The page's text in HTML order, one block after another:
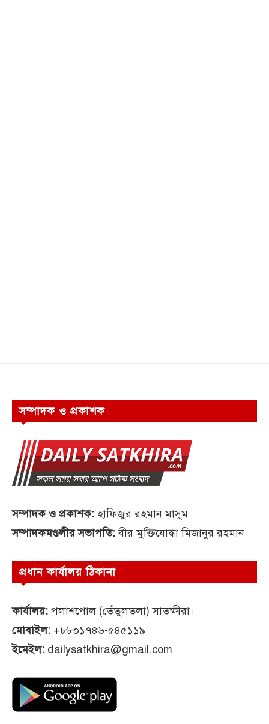
সম্পাদক ও প্রকাশক
সম্পাদক ও প্রকাশক:হাফিজুর রহমান মাসুম
সম্পাদকমণ্ডলীর সভাপতি:বীর মুক্তিযোদ্ধা মিজানুর রহমান
প্রধান কার্যালয় ঠিকানা
কার্যালয়: পলাশপোল (তেঁতুলতলা) সাতক্ষীরা।
মোবাইল: +৮৮০১৭৪৬-৫৪৫১১৯
ইমেইল: dailysatkhira@gmail.com